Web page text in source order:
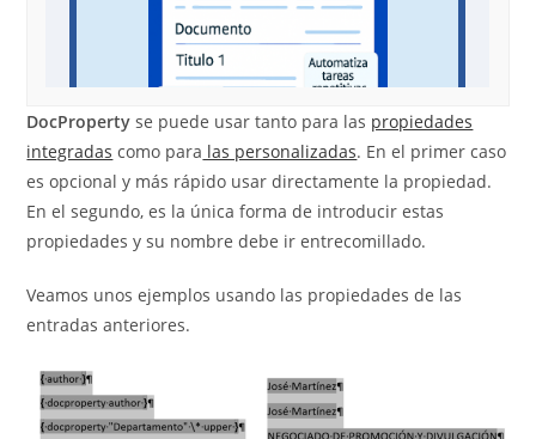
DocProperty se puede usar tanto para las propiedades
integradas como para las personalizadas. En el primer caso
es opcional y más rápido usar directamente la propiedad.
En el segundo, es la única forma de introducir estas
propiedades y su nombre debe ir entrecomillado.
Veamos unos ejemplos usando las propiedades de las
entradas anteriores.